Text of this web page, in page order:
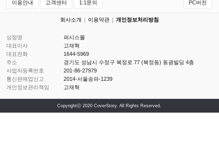
이용안내 고객센터 1:1문의 PC버전
회사소개 이용약관 개인정보처리방침
상점명
퍼시스몰
대표이사
고재혁
대표전화
1644-5969
주소
경기도 성남시 수정구 복정로 77 (복정동) 동광빌딩 4층
사업자등록번호
201-86-27979
통신판매업신고
2014-서울송파-1239
개인정보관리책임
고재혁
Copyrightⓒ 2020 CoverStory. All Rights Reserved.